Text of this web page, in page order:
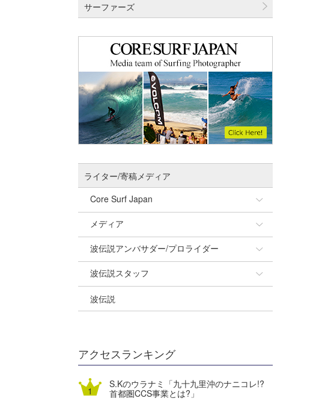
四国
沖縄
サーファーズ
ライター/寄稿メディア
Core Surf Japan
Naoya Kimoto
mitsuteru Kamio
Yasunari Inoue
Yoshiyuki Obata
DELTA FORCE SURF
熊谷素子
メディア
SURFMEDIA
Colors MAGAZINE
WAVAL
波伝説アンバサダー/プロライダー
福島寿実子
中浦“JET”章
進士剛光
植村未来
波伝説スタッフ
☆加藤
Aichan
ECE
波伝説
アクセスランキング
S.Kのウラナミ「九十九里沖のナニコレ!?
首都圏CCS事業とは?」